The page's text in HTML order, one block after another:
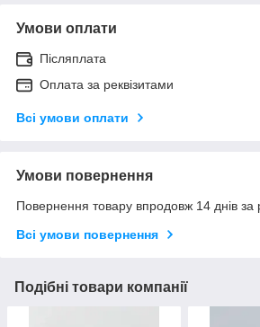
Умови оплати
Післяплата
Оплата за реквізитами
Всі умови оплати
Умови повернення
Повернення товару впродовж 14 днів за
Всі умови повернення
Подібні товари компанії